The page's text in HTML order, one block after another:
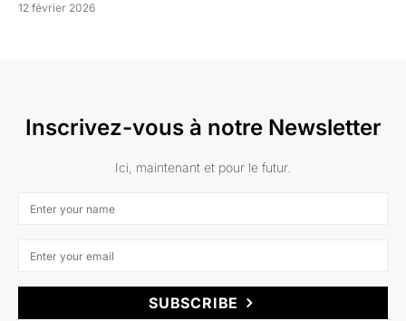
12 février 2026
Inscrivez-vous à notre Newsletter
Ici, maintenant et pour le futur.
SUBSCRIBE